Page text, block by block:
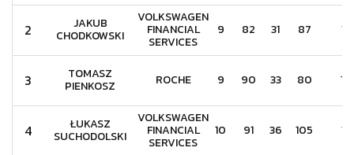
2 JAKUB
CHODKOWSKI
VOLKSWAGEN
FINANCIAL
SERVICES
9 82 31 87 17
3 TOMASZ
PIENKOSZ ROCHE 9 90 33 80 19
4 ŁUKASZ
SUCHODOLSKI
VOLKSWAGEN
FINANCIAL
SERVICES
10 91 36 105 13